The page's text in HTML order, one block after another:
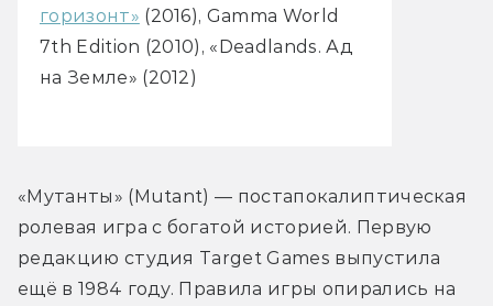
горизонт» (2016), Gamma World
7th Edition (2010), «Deadlands. Ад
на Земле» (2012)
«Мутанты» (Mutant) — постапокалиптическая
ролевая игра с богатой историей. Первую
редакцию студия Target Games выпустила
ещё в 1984 году. Правила игры опирались на